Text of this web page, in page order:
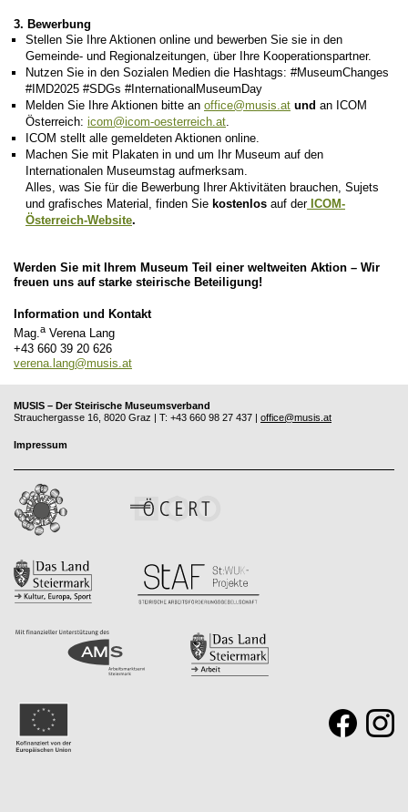
3. Bewerbung
Stellen Sie Ihre Aktionen online und bewerben Sie sie in den
Gemeinde- und Regionalzeitungen, über Ihre Kooperationspartner.
Nutzen Sie in den Sozialen Medien die Hashtags: #MuseumChanges
#IMD2025 #SDGs #InternationalMuseumDay
Melden Sie Ihre Aktionen bitte an office@musis.at und an ICOM
Österreich: icom@icom-oesterreich.at.
ICOM stellt alle gemeldeten Aktionen online.
Machen Sie mit Plakaten in und um Ihr Museum auf den
Internationalen Museumstag aufmerksam.
Alles, was Sie für die Bewerbung Ihrer Aktivitäten brauchen, Sujets
und grafisches Material, finden Sie kostenlos auf der ICOM-
Österreich-Website.
Werden Sie mit Ihrem Museum Teil einer weltweiten Aktion – Wir
freuen uns auf starke steirische Beteiligung!
Information und Kontakt
Mag.a Verena Lang
+43 660 39 20 626
verena.lang@musis.at
MUSIS – Der Steirische Museumsverband
Strauchergasse 16, 8020 Graz | T: +43 660 98 27 437 | office@musis.at
Impressum